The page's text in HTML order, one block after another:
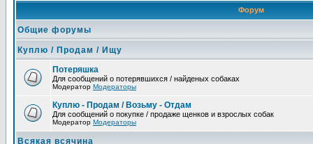
Форум
Общие форумы
Куплю / Продам / Ищу
Потеряшка
Для сообщений о потерявшихся / найденых собаках
Модератор Модераторы
Куплю - Продам / Возьму - Отдам
Для сообщений о покупке / продаже щенков и взрослых собак
Модератор Модераторы
Всякая всячина